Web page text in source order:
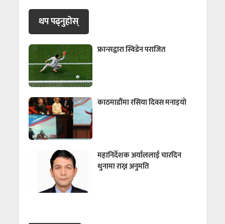
थप पढ्नुहाेस्
फ्रान्सद्वारा स्विडेन पराजित
काठमाडौंमा रसिया दिवस मनाइयो
महानिर्देशक अर्याललाई चारदिन
थुनामा राख्न अनुमति